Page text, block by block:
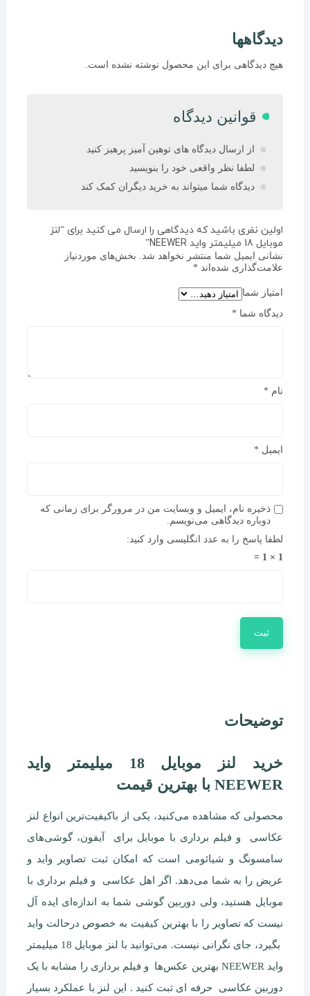
توضیحات
خرید لنز موبایل 18 میلیمتر واید
NEEWER با بهترین قیمت
محصولی که مشاهده می‌کنید، یکی از باکیفیت‌ترین انواع لنز
عکاسی و فیلم برداری با موبایل برای آیفون، گوشی‌های
سامسونگ و شیائومی است که امکان ثبت تصاویر واید و
عریض را به شما می‌دهد. اگر اهل عکاسی و فیلم برداری با
موبایل هستید، ولی دوربین گوشی شما به اندازه‌ای ایده آل
نیست که تصاویر را با بهترین کیفیت به خصوص درحالت واید
بگیرد، جای نگرانی نیست. می‌توانید با لنز موبایل 18 میلیمتر
واید NEEWER بهترین عکس‌ها و فیلم برداری را مشابه با یک
دوربین عکاسی حرفه ای ثبت کنید . این لنز با عملکرد بسیار
دیدگاهها
هیچ دیدگاهی برای این محصول نوشته نشده است.
قوانین دیدگاه
از ارسال دیدگاه های توهین آمیز پرهیز کنید
لطفا نظر واقعی خود را بنویسید
دیدگاه شما میتواند به خرید دیگران کمک کند
اولین نفری باشید که دیدگاهی را ارسال می کنید برای “لنز
موبایل 18 میلیمتر واید NEEWER”
نشانی ایمیل شما منتشر نخواهد شد.
بخش‌های موردنیاز
علامت‌گذاری شده‌اند *
امتیاز شما
دیدگاه شما *
نام *
ایمیل *
ذخیره نام، ایمیل و وبسایت من در مرورگر برای زمانی که
دوباره دیدگاهی می‌نویسم.
لطفا پاسخ را به عدد انگلیسی وارد کنید:
1 × 1 =